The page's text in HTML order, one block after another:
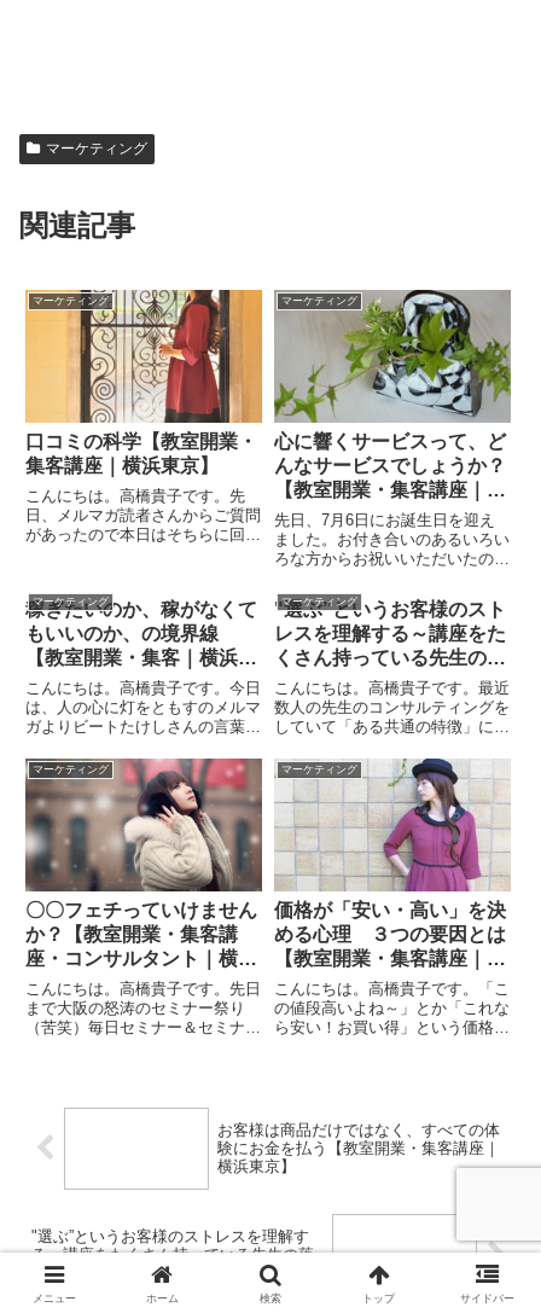
マーケティング
関連記事
マーケティング
口コミの科学【教室開業・
集客講座｜横浜東京】
こんにちは。高橋貴子です。先
日、メルマガ読者さんからご質問
があったので本日はそちらに回答
って起こせるのか」というお話で
す。さて、口コミのことをお話し
する前に、まず口コミのメカニズ
ム...
マーケティング
心に響くサービスって、ど
んなサービスでしょうか？
【教室開業・集客講座｜横
浜東京】
先日、7月6日にお誕生日を迎え
ました。お付き合いのあるいろい
ろな方からお祝いいただいたので
ジム「カーブス」のスタッフさん
からバースデーカードをいただい
たこと。もともとセントラルには
通っていたのですが、どうして
も...
マーケティング
稼ぎたいのか、稼がなくて
もいいのか、の境界線
【教室開業・集客｜横浜・
東京】
こんにちは。高橋貴子です。今日
は、人の心に灯をともすのメルマ
ガよりビートたけしさんの言葉を
います。-----------------------------------
---------------------...
マーケティング
"選ぶ”というお客様のスト
レスを理解する～講座をた
くさん持っている先生の落
とし穴～【パン・お菓子・
料理教室 開業・集客講座
｜横浜東京】
こんにちは。高橋貴子です。最近
数人の先生のコンサルティングを
していて「ある共通の特徴」に気
伝えしようと思いブログを書いて
います。本日のテーマは「"選
ぶ”というお客様のストレスを理
解する～講座をたくさん持ってい
る...
マーケティング
〇〇フェチっていけません
か？【教室開業・集客講
座・コンサルタント｜横浜
東京】
こんにちは。高橋貴子です。先日
まで大阪の怒涛のセミナー祭り
（苦笑）毎日セミナー＆セミナー
ｗ次回からはもっと体力考えてス
ケジュールを組みます。というこ
と...
マーケティング
価格が「安い・高い」を決
める心理 ３つの要因とは
【教室開業・集客講座｜横
浜東京】
こんにちは。高橋貴子です。「こ
の値段高いよね～」とか「これな
ら安い！お買い得」という価格の
お客様は商品だけではなく、すべての体
験にお金を払う【教室開業・集客講座｜
横浜東京】
"選ぶ”というお客様のストレスを理解す
る～講座をたくさん持っている先生の落
とし穴～【パン・お菓子・料理教室 開
業・集客講座｜横浜東京】
メニュー ホーム 検索 トップ サイドバー